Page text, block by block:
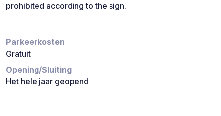
prohibited according to the sign.
Parkeerkosten
Gratuit
Opening/Sluiting
Het hele jaar geopend